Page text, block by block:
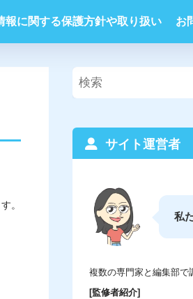
報に関する保護方針や取り扱い お
。
サイト運営者
私
複数の専門家と編集部で
[監修者紹介]